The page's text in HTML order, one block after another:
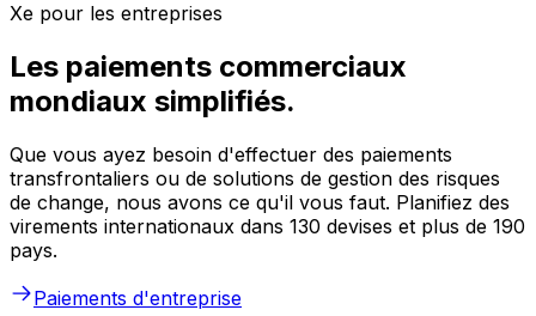
Xe pour les entreprises
Les paiements commerciaux
mondiaux simplifiés.
Que vous ayez besoin d'effectuer des paiements
transfrontaliers ou de solutions de gestion des risques
de change, nous avons ce qu'il vous faut. Planifiez des
virements internationaux dans 130 devises et plus de 190
pays.
Paiements d'entreprise